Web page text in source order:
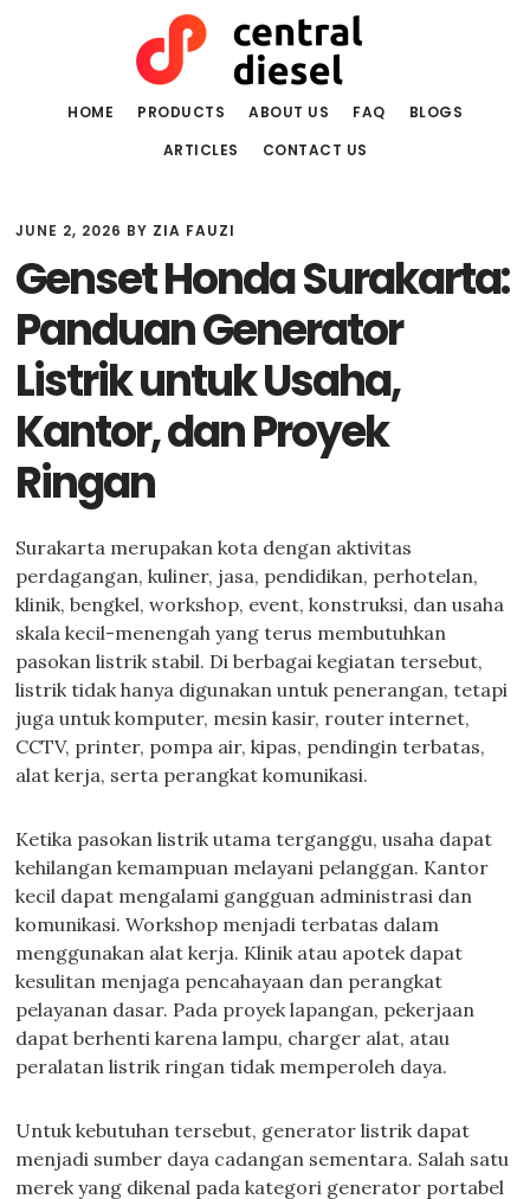
HOME PRODUCTS ABOUT US FAQ
BLOGS
ARTICLES
CONTACT US
JUNE 2, 2026 BY ZIA FAUZI
Genset Honda Surakarta:
Panduan Generator
Listrik untuk Usaha,
Kantor, dan Proyek
Ringan
Surakarta merupakan kota dengan aktivitas
perdagangan, kuliner, jasa, pendidikan, perhotelan,
klinik, bengkel, workshop, event, konstruksi, dan usaha
skala kecil-menengah yang terus membutuhkan
pasokan listrik stabil. Di berbagai kegiatan tersebut,
listrik tidak hanya digunakan untuk penerangan, tetapi
juga untuk komputer, mesin kasir, router internet,
CCTV, printer, pompa air, kipas, pendingin terbatas,
alat kerja, serta perangkat komunikasi.
Ketika pasokan listrik utama terganggu, usaha dapat
kehilangan kemampuan melayani pelanggan. Kantor
kecil dapat mengalami gangguan administrasi dan
komunikasi. Workshop menjadi terbatas dalam
menggunakan alat kerja. Klinik atau apotek dapat
kesulitan menjaga pencahayaan dan perangkat
pelayanan dasar. Pada proyek lapangan, pekerjaan
dapat berhenti karena lampu, charger alat, atau
peralatan listrik ringan tidak memperoleh daya.
Untuk kebutuhan tersebut, generator listrik dapat
menjadi sumber daya cadangan sementara. Salah satu
merek yang dikenal pada kategori generator portabel